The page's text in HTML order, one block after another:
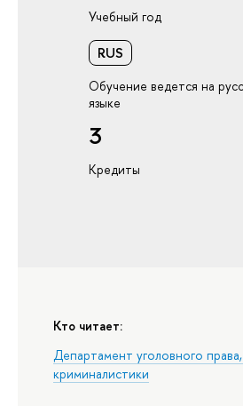
Учебный год
RUS
Обучение ведется на
языке
3
Кредиты
Кто читает:
Департамент уголовного
криминалистики